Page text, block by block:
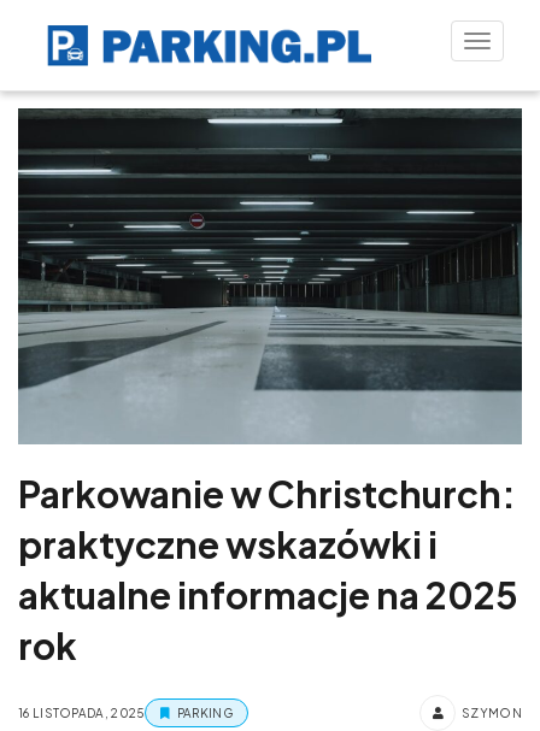
Toggle
Parkowanie w Christchurch:
praktyczne wskazówki i
aktualne informacje na 2025
rok
16 LISTOPADA, 2025 PARKING SZYMON